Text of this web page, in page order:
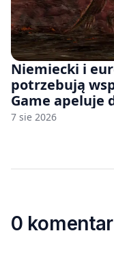
Niemiecki i
potrzebują
Game apeluje
7 sie 2026
0